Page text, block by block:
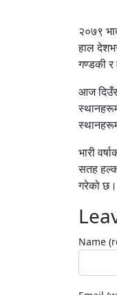
२०७९
हाल
गण्डकी र
आज
भारी
सतह
गरेको छ।
Name